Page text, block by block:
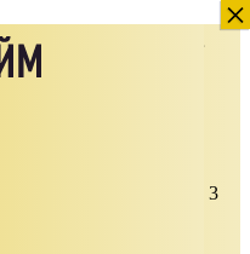
Автомобиля в
с плохой кредитной
15 000 000 ₽ на срок до 3
×
×